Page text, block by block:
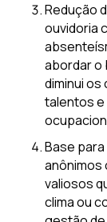
Redução
ouvidoria
abordar o
diminui
talentos e
Base
anônimos
valiosos
clima ou